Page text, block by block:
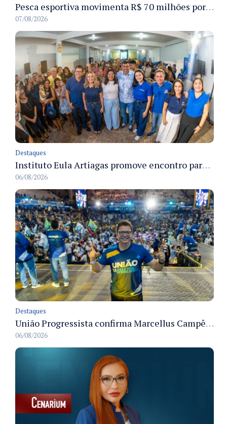
Pesca esportiva movimenta R$ 70 milhões por ano e ganha espaço na economia sustentável do Amazonas
07/08/2026
Destaques
Instituto Eula Artiagas promove encontro para discutir melhorias para o bairro Petrópolis
06/08/2026
Destaques
União Progressista confirma Marcellus Campêlo como candidato a deputado estadual
06/08/2026